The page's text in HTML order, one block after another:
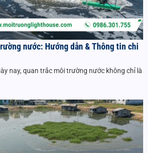
nước: Hướng dẫn & Thông tin chi
nay, quan trắc môi trường nước không chỉ là